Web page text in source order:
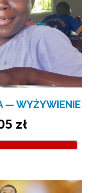
— WYŻYWIENIE
zł